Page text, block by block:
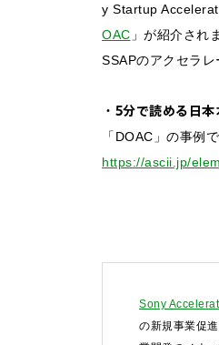
y Startup
OAC 」が紹介され
SSAPのアクセラ
・5分で読める日
「DOAC」の事例
https://ascii.jp/
Sony
の新規事業促